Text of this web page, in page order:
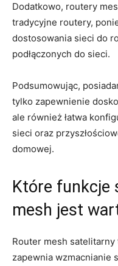
Dodatkowo, routery
tradycyjne routery,
dostosowania sieci do
podłączonych do sieci.
Podsumowując,
tylko zapewnienie
ale również łatwa
sieci oraz
domowej.
Które funkcje
mesh jest
Router mesh
zapewnia wzmacnianie